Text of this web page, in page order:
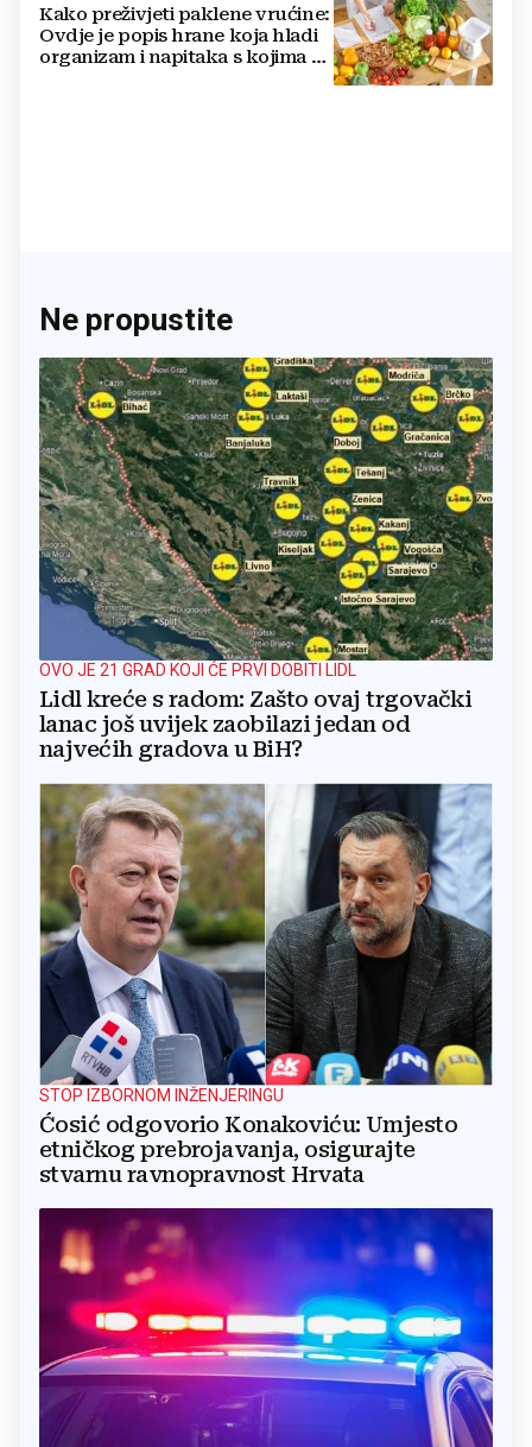
Kako preživjeti paklene vrućine:
Ovdje je popis hrane koja hladi
organizam i napitaka s kojima si
Ne propustite
OVO JE 21 GRAD KOJI ĆE PRVI DOBITI LIDL
Lidl kreće s radom: Zašto ovaj trgovački
lanac još uvijek zaobilazi jedan od
najvećih gradova u BiH?
STOP IZBORNOM INŽENJERINGU
Ćosić odgovorio Konakoviću: Umjesto
etničkog prebrojavanja, osigurajte
stvarnu ravnopravnost Hrvata